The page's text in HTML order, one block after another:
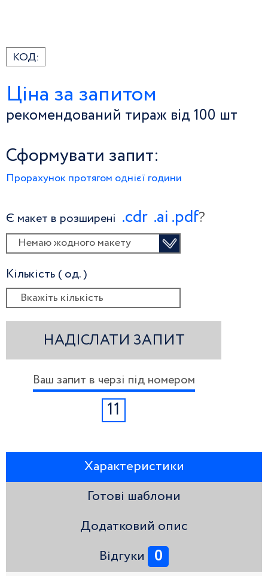
КОД:
Ціна за запитом
рекомендований тираж від 100 шт
Сформувати запит:
Прорахунок протягом однієї години
Є макет в розширені .сdr .ai .pdf?
Немаю жодного макету
Кількість ( од. )
НАДІСЛАТИ ЗАПИТ
Ваш запит в черзі під номером
11
Характеристики
Готові шаблони
Додатковий опис
Відгуки 0